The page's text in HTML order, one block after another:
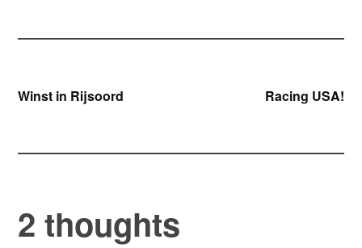
Bericht
Winst in Rijsoord Racing USA!
2 thoughts